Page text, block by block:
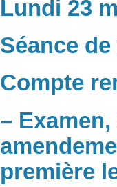
Lundi 23
Séance
Compte
–
première